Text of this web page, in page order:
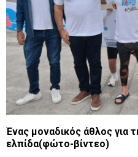
Ένας μοναδικός άθλος για
ελπίδα(φώτο-βίντεο)